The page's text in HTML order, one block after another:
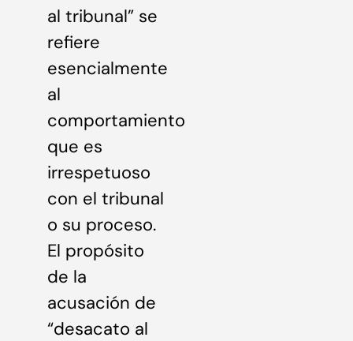
al tribunal” se
refiere
esencialmente
al
comportamiento
que es
irrespetuoso
con el tribunal
o su proceso.
El propósito
de la
acusación de
“desacato al